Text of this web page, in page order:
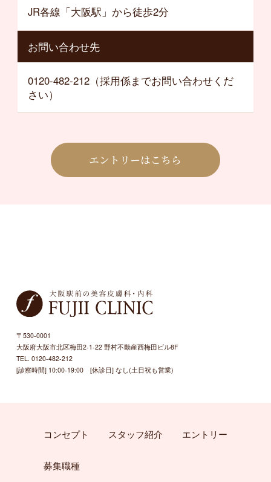
JR各線「大阪駅」から徒歩2分
お問い合わせ先
0120-482-212（採用係までお問い合わせくだ
さい）
エントリーはこちら
〒530-0001
大阪府大阪市北区梅田2-1-22 野村不動産西梅田ビル8F
TEL. 0120-482-212
[診察時間] 10:00-19:00 [休診日] なし(土日祝も営業)
コンセプト スタッフ紹介 エントリー
募集職種